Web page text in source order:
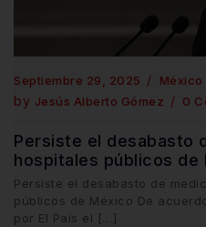
Septiembre 29, 2025 México
by Jesús Alberto Gómez 0
Persiste el desabasto
hospitales públicos de
Persiste el desabasto de
públicos de México De
por El País el […]